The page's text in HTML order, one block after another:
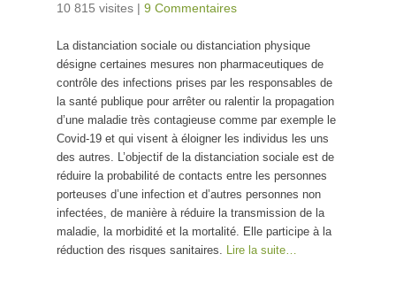
10 815 visites | 9 Commentaires
La distanciation sociale ou distanciation physique
désigne certaines mesures non pharmaceutiques de
contrôle des infections prises par les responsables de
la santé publique pour arrêter ou ralentir la propagation
d’une maladie très contagieuse comme par exemple le
Covid-19 et qui visent à éloigner les individus les uns
des autres. L’objectif de la distanciation sociale est de
réduire la probabilité de contacts entre les personnes
porteuses d’une infection et d’autres personnes non
infectées, de manière à réduire la transmission de la
maladie, la morbidité et la mortalité. Elle participe à la
réduction des risques sanitaires. Lire la suite…